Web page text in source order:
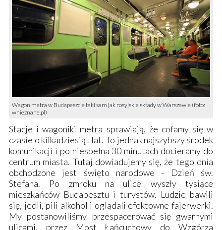
Wagon metra w Budapeszcie taki sam jak rosyjskie składy w Warszawie (foto:
wnieznane.pl)
Stacje i wagoniki metra sprawiają, że cofamy się w
czasie o kilkadziesiąt lat. To jednak najszybszy środek
komunikacji i po niespełna 30 minutach docieramy do
centrum miasta. Tutaj dowiadujemy się, że tego dnia
obchodzone jest święto narodowe - Dzień św.
Stefana. Po zmroku na ulice wyszły tysiące
mieszkańców Budapesztu i turystów. Ludzie bawili
się, jedli, pili alkohol i oglądali efektowne fajerwerki.
My postanowiliśmy przespacerować się gwarnymi
ulicami, przez
Most Łańcuchowy doWzgórza